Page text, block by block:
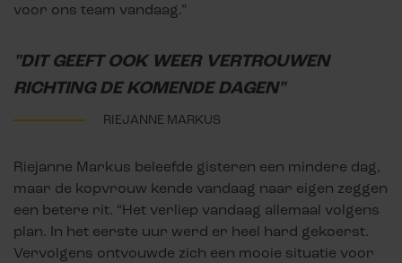
voor ons team vandaag.”
"DIT GEEFT OOK WEER VERTROUWEN
RICHTING DE KOMENDE DAGEN"
RIEJANNE MARKUS
Riejanne Markus beleefde gisteren een mindere dag,
maar de kopvrouw kende vandaag naar eigen zeggen
een betere rit. “Het verliep vandaag allemaal volgens
plan. In het eerste uur werd er heel hard gekoerst.
Vervolgens ontvouwde zich een mooie situatie voor